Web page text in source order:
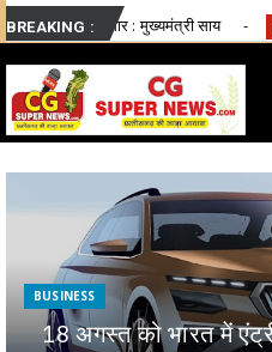
BREAKING :
साय Chhattisgarh
BUSINESS
18 अगस्त को भारत में